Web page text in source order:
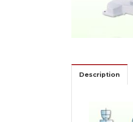
Description